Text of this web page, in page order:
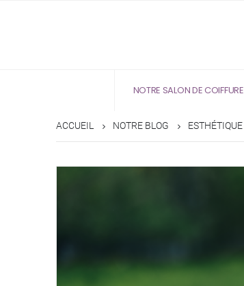
NOTRE SALON DE COIFFURE
ACCUEIL NOTRE BLOG ESTHÉTIQUE